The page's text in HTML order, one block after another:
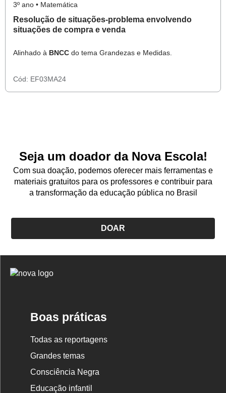
3º ano • Matemática
Resolução de situações-problema envolvendo
situações de compra e venda
Alinhado à BNCC do tema Grandezas e Medidas.
Cód: EF03MA24
Seja um doador da Nova Escola!
Com sua doação, podemos oferecer mais ferramentas e
materiais gratuitos para os professores e contribuir para
a transformação da educação pública no Brasil
DOAR
Logo
Boas práticas
Todas as reportagens
Grandes temas
Consciência Negra
Educação infantil